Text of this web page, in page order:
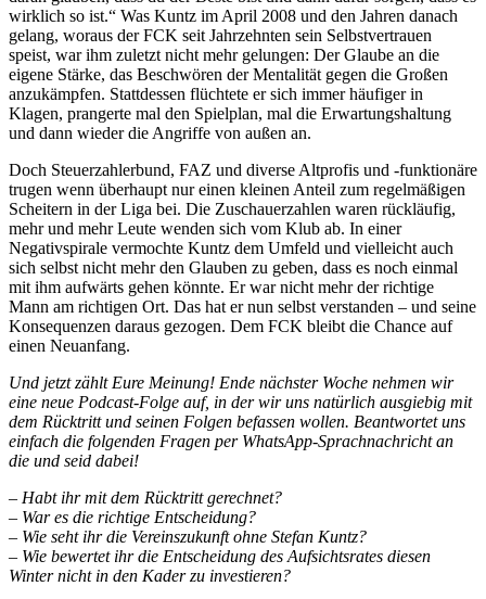
wirklich so ist.“ Was Kuntz im April 2008 und den Jahren danach
gelang, woraus der FCK seit Jahrzehnten sein Selbstvertrauen
speist, war ihm zuletzt nicht mehr gelungen: Der Glaube an die
eigene Stärke, das Beschwören der Mentalität gegen die Großen
anzukämpfen. Stattdessen flüchtete er sich immer häufiger in
Klagen, prangerte mal den Spielplan, mal die Erwartungshaltung
und dann wieder die Angriffe von außen an.
Doch Steuerzahlerbund, FAZ und diverse Altprofis und -funktionäre
trugen wenn überhaupt nur einen kleinen Anteil zum regelmäßigen
Scheitern in der Liga bei. Die Zuschauerzahlen waren rückläufig,
mehr und mehr Leute wenden sich vom Klub ab. In einer
Negativspirale vermochte Kuntz dem Umfeld und vielleicht auch
sich selbst nicht mehr den Glauben zu geben, dass es noch einmal
mit ihm aufwärts gehen könnte. Er war nicht mehr der richtige
Mann am richtigen Ort. Das hat er nun selbst verstanden – und seine
Konsequenzen daraus gezogen. Dem FCK bleibt die Chance auf
einen Neuanfang.
Und jetzt zählt Eure Meinung! Ende nächster Woche nehmen wir
eine neue Podcast-Folge auf, in der wir uns natürlich ausgiebig mit
dem Rücktritt und seinen Folgen befassen wollen. Beantwortet uns
einfach die folgenden Fragen per WhatsApp-Sprachnachricht an
die und seid dabei!
– Habt ihr mit dem Rücktritt gerechnet?
– War es die richtige Entscheidung?
– Wie seht ihr die Vereinszukunft ohne Stefan Kuntz?
– Wie bewertet ihr die Entscheidung des Aufsichtsrates diesen
Winter nicht in den Kader zu investieren?